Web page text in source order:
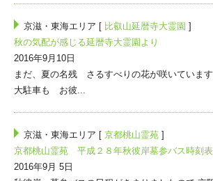
京滋・東海エリア [ 比叡山延暦寺大霊園 ]
秋の気配が感じる延暦寺大霊園より
2016年9月10日
まだ、夏の名残 さるすべりの花が
大駐車も お彼...
京滋・東海エリア [ 京都桃山霊苑 ]
京都桃山霊苑 平成２８年秋彼岸墓参バス時刻表
2016年9月 5日